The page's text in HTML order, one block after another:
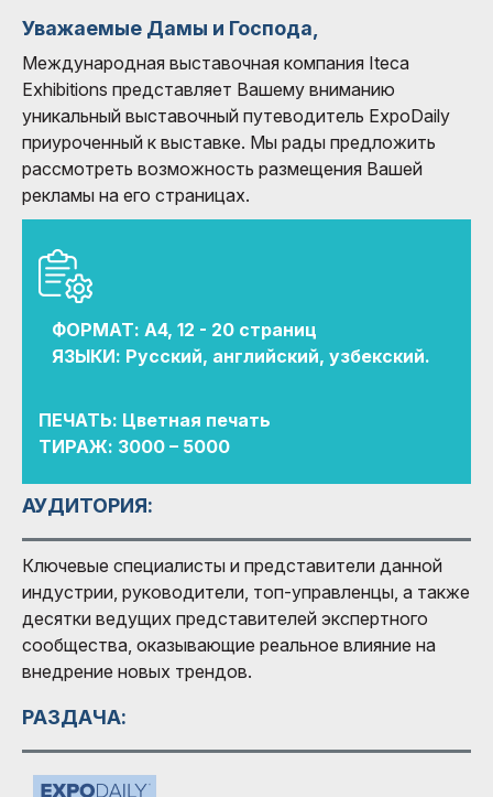
Уважаемые Дамы и Господа,
Международная выставочная компания Iteca
Exhibitions представляет Вашему вниманию
уникальный выставочный путеводитель ExpoDaily
приуроченный к выставке. Мы рады предложить
рассмотреть возможность размещения Вашей
рекламы на его страницах.
ФОРМАТ: A4, 12 - 20 страниц
ЯЗЫКИ: Русcкий, английский, узбекский.
ПЕЧАТЬ: Цветная печать
ТИРАЖ: 3000 – 5000
АУДИТОРИЯ:
Ключевые специалисты и представители данной
индустрии, руководители, топ-управленцы, а также
десятки ведущих представителей экспертного
сообщества, оказывающие реальное влияние на
внедрение новых трендов.
РАЗДАЧА: